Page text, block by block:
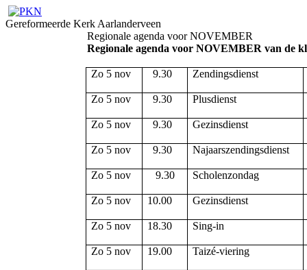
Gereformeerde Kerk Aarlanderveen
Regionale agenda voor NOVEMBER
Regionale agenda voor NOVEMBER van de
Zo 5 nov 9.30 Zendingsdienst
Zo 5 nov 9.30 Plusdienst
Zo 5 nov 9.30 Gezinsdienst
Zo 5 nov 9.30 Najaarszendingsdienst
Zo 5 nov 9.30 Scholenzondag
Zo 5 nov 10.00 Gezinsdienst
Zo 5 nov 18.30 Sing-in
Zo 5 nov 19.00 Taizé-viering